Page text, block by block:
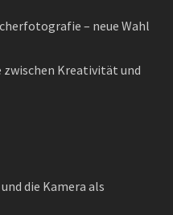
– neue Wahl
zwischen Kreativität und
die Kamera als